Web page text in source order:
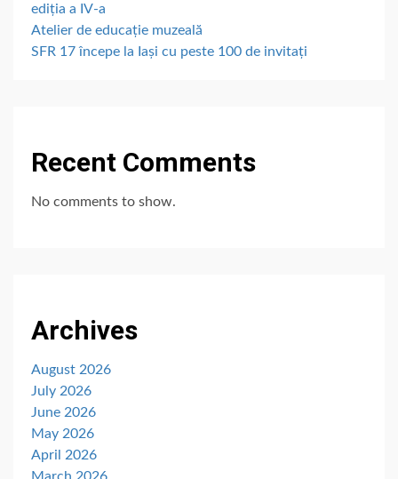
ediția a IV-a
Atelier de educație muzeală
SFR 17 începe la Iași cu peste 100 de invitați
Recent Comments
No comments to show.
Archives
August 2026
July 2026
June 2026
May 2026
April 2026